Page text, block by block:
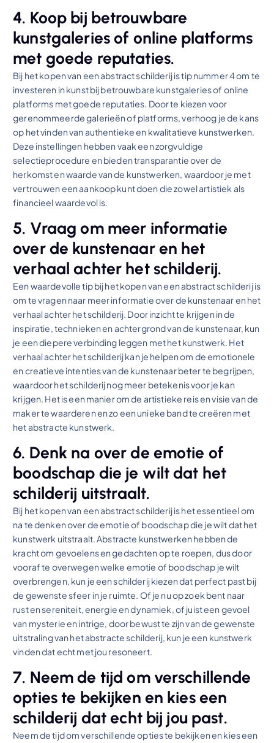
4. Koop bij betrouwbare
kunstgaleries of online platforms
met goede reputaties.
Bij het kopen van een abstract schilderij is tip nummer 4 om te
investeren in kunst bij betrouwbare kunstgaleries of online
platforms met goede reputaties. Door te kiezen voor
gerenommeerde galerieën of platforms, verhoog je de kans
op het vinden van authentieke en kwalitatieve kunstwerken.
Deze instellingen hebben vaak een zorgvuldige
selectieprocedure en bieden transparantie over de
herkomst en waarde van de kunstwerken, waardoor je met
vertrouwen een aankoop kunt doen die zowel artistiek als
financieel waardevol is.
5. Vraag om meer informatie
over de kunstenaar en het
verhaal achter het schilderij.
Een waardevolle tip bij het kopen van een abstract schilderij is
om te vragen naar meer informatie over de kunstenaar en het
verhaal achter het schilderij. Door inzicht te krijgen in de
inspiratie, technieken en achtergrond van de kunstenaar, kun
je een diepere verbinding leggen met het kunstwerk. Het
verhaal achter het schilderij kan je helpen om de emotionele
en creatieve intenties van de kunstenaar beter te begrijpen,
waardoor het schilderij nog meer betekenis voor je kan
krijgen. Het is een manier om de artistieke reis en visie van de
maker te waarderen en zo een unieke band te creëren met
het abstracte kunstwerk.
6. Denk na over de emotie of
boodschap die je wilt dat het
schilderij uitstraalt.
Bij het kopen van een abstract schilderij is het essentieel om
na te denken over de emotie of boodschap die je wilt dat het
kunstwerk uitstraalt. Abstracte kunstwerken hebben de
kracht om gevoelens en gedachten op te roepen, dus door
vooraf te overwegen welke emotie of boodschap je wilt
overbrengen, kun je een schilderij kiezen dat perfect past bij
de gewenste sfeer in je ruimte. Of je nu op zoek bent naar
rust en sereniteit, energie en dynamiek, of juist een gevoel
van mysterie en intrige, door bewust te zijn van de gewenste
uitstraling van het abstracte schilderij, kun je een kunstwerk
vinden dat echt met jou resoneert.
7. Neem de tijd om verschillende
opties te bekijken en kies een
schilderij dat echt bij jou past.
Neem de tijd om verschillende opties te bekijken en kies een